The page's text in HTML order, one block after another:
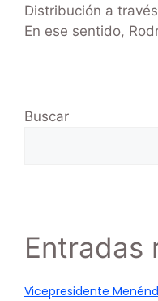
Distribución a
‎En ese sentido,
Buscar
Entradas
Vicepresidente